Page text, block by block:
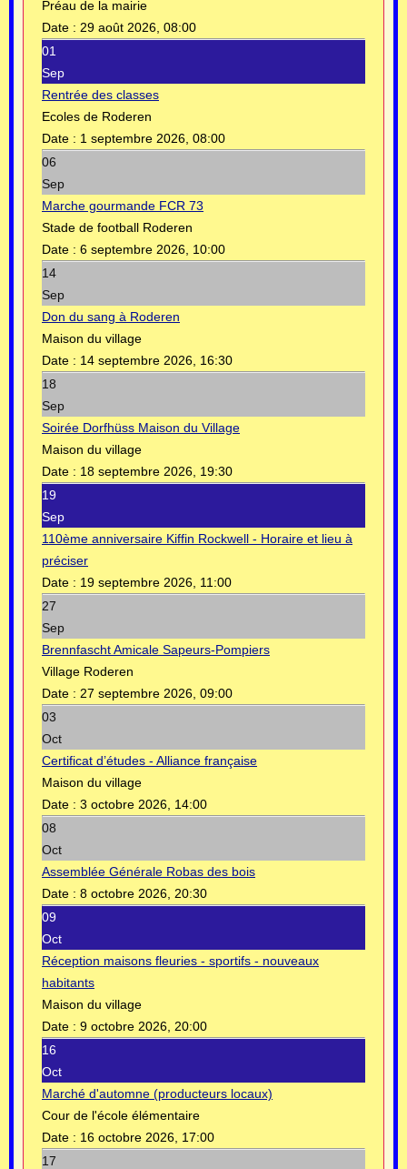
Préau de la mairie
Date : 29 août 2026, 08:00
01
Sep
Rentrée des classes
Ecoles de Roderen
Date : 1 septembre 2026, 08:00
06
Sep
Marche gourmande FCR 73
Stade de football Roderen
Date : 6 septembre 2026, 10:00
14
Sep
Don du sang à Roderen
Maison du village
Date : 14 septembre 2026, 16:30
18
Sep
Soirée Dorfhüss Maison du Village
Maison du village
Date : 18 septembre 2026, 19:30
19
Sep
110ème anniversaire Kiffin Rockwell - Horaire et lieu à
préciser
Date : 19 septembre 2026, 11:00
27
Sep
Brennfascht Amicale Sapeurs-Pompiers
Village Roderen
Date : 27 septembre 2026, 09:00
03
Oct
Certificat d’études - Alliance française
Maison du village
Date : 3 octobre 2026, 14:00
08
Oct
Assemblée Générale Robas des bois
Date : 8 octobre 2026, 20:30
09
Oct
Réception maisons fleuries - sportifs - nouveaux
habitants
Maison du village
Date : 9 octobre 2026, 20:00
16
Oct
Marché d'automne (producteurs locaux)
Cour de l'école élémentaire
Date : 16 octobre 2026, 17:00
17